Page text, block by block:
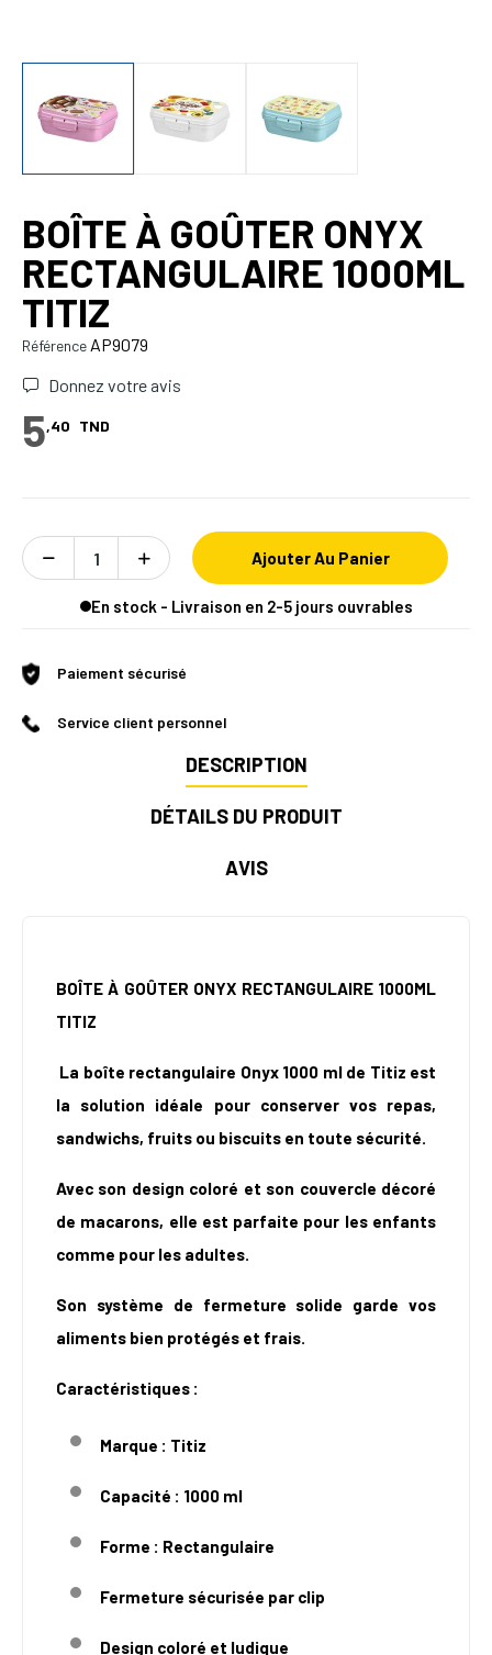
BOÎTE À GOÛTER ONYX
RECTANGULAIRE 1000ML
TITIZ
Référence AP9079
Donnez votre avis
5,40 TND
Ajouter Au Panier
En stock - Livraison en 2-5 jours ouvrables
Paiement sécurisé
Service client personnel
DESCRIPTION
DÉTAILS DU PRODUIT
AVIS
BOÎTE À GOÛTER ONYX RECTANGULAIRE 1000ML
TITIZ
La boîte rectangulaire Onyx 1000 ml de Titiz est
la solution idéale pour conserver vos repas,
sandwichs, fruits ou biscuits en toute sécurité.
Avec son design coloré et son couvercle décoré
de macarons, elle est parfaite pour les enfants
comme pour les adultes.
Son système de fermeture solide garde vos
aliments bien protégés et frais.
Caractéristiques :
Marque : Titiz
Capacité : 1000 ml
Forme : Rectangulaire
Fermeture sécurisée par clip
Design coloré et ludique